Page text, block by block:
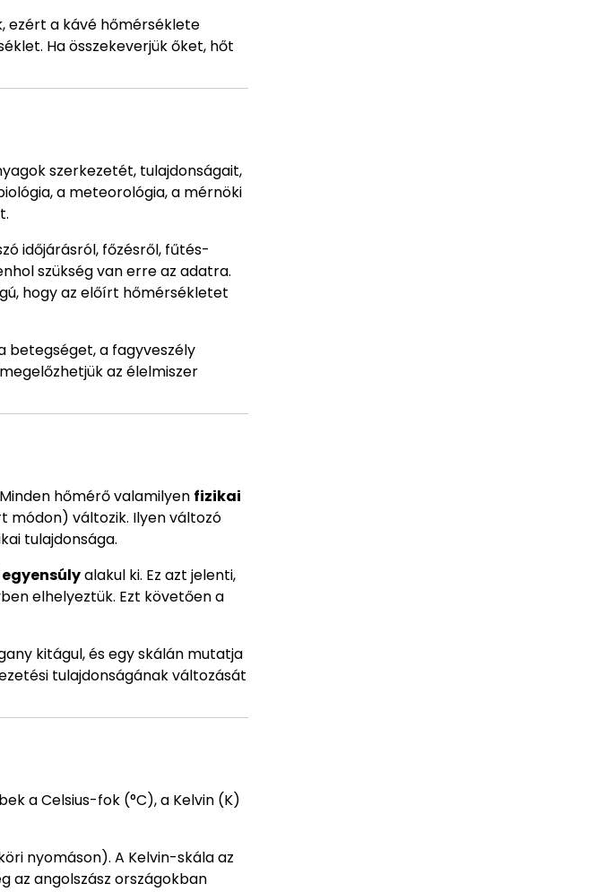
ezért a kávé hőmérséklete
Ha összekeverjük őket, hőt
szerkezetét, tulajdonságait,
a meteorológia, a mérnöki
időjárásról, főzésről, fűtés-
szükség van erre az adatra.
hogy az előírt hőmérsékletet
betegséget, a fagyveszély
az élelmiszer
hőmérő valamilyen fizikai
módon) változik. Ilyen változó
tulajdonsága.
alakul ki. Ez azt jelenti,
elhelyeztük. Ezt követően a
kitágul, és egy skálán mutatja
tulajdonságának változását
a Celsius-fok (°C), a Kelvin (K)
nyomáson). A Kelvin-skála az
az angolszász országokban